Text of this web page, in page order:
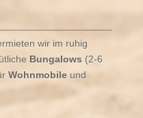
wir im ruhig
Bungalows (2-6
Wohnmobileund